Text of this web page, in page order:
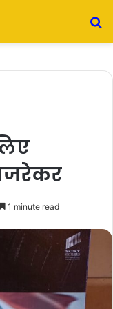
1 minute read